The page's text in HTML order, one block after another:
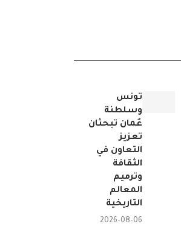
تونس
وسلطنة
عُمان تبحثان
تعزيز
التعاون في
الثقافة
وترميم
المعالم
التاريخية
2026-08-06